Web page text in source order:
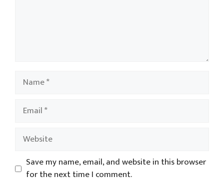
Name
Email
Website
Save my name, email, and website in this browser
for the next time I comment.